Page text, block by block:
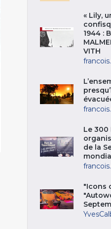
« Lily,
1944 :
VITH
Le 300
de la
"Icons